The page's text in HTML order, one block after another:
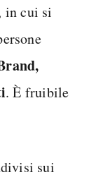
in cui si
. È fruibile
sui